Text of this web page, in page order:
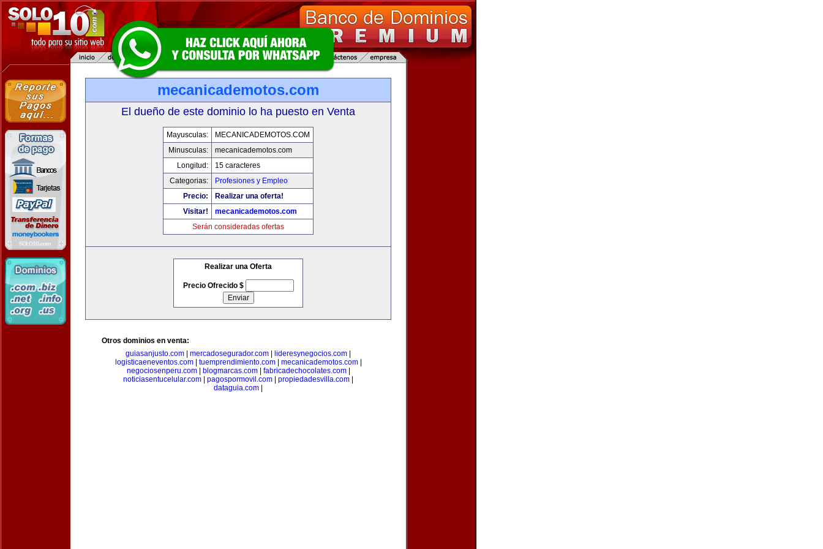
mecanicademotos.com
El dueño de este dominio lo ha puesto en Venta
Mayusculas:
MECANICADEMOTOS.COM
Minusculas:
mecanicademotos.com
Longitud:
15 caracteres
Categorias:
Profesiones y Empleo
Precio:
Realizar una oferta!
Visitar!
mecanicademotos.com
Serán consideradas ofertas
Realizar una Oferta
Precio Ofrecido $
Otros dominios en venta:
guiasanjusto.com
mercadosegurador.com lideresynegocios.com
logisticaeneventos.com| tuemprendimiento.com| mecanicademotos.com|
negociosenperu.com| blogmarcas.com| fabricadechocolates.com|
noticiasentucelular.com
pagospormovil.com propiedadesvilla.com
dataguia.com